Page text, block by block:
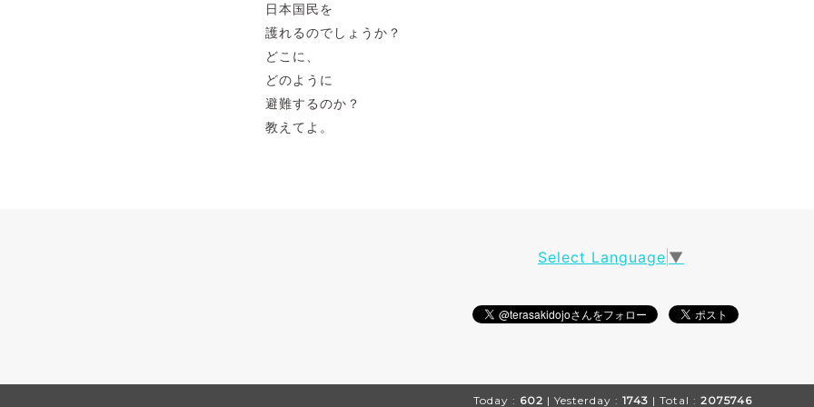
日本国民を
護れるのでしょうか？
どこに、
どのように
避難するのか？
教えてよ。
Select Language ▼
Today : 602 | Yesterday : 1743 | Total : 2075746